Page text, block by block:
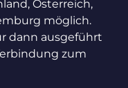
Österreich,
möglich.
dann ausgeführt
zum